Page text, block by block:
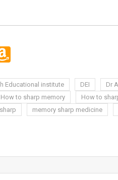
List
Educational institute DEI Dr
How to sharp memory How to
memory sharp medicine